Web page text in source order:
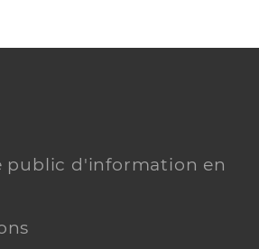
public d'information en